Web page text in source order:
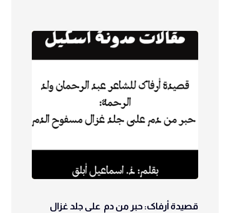
قصيدة أرفاک: حبر من دم على جلد غزال